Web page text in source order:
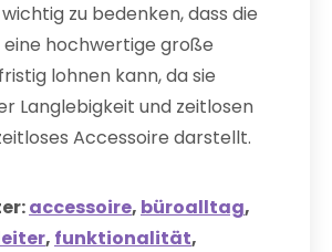
zu bedenken, dass die
eine hochwertige große
lohnen kann, da sie
Langlebigkeit und zeitlosen
Accessoire darstellt.
accessoire, büroalltag,
, funktionalität,